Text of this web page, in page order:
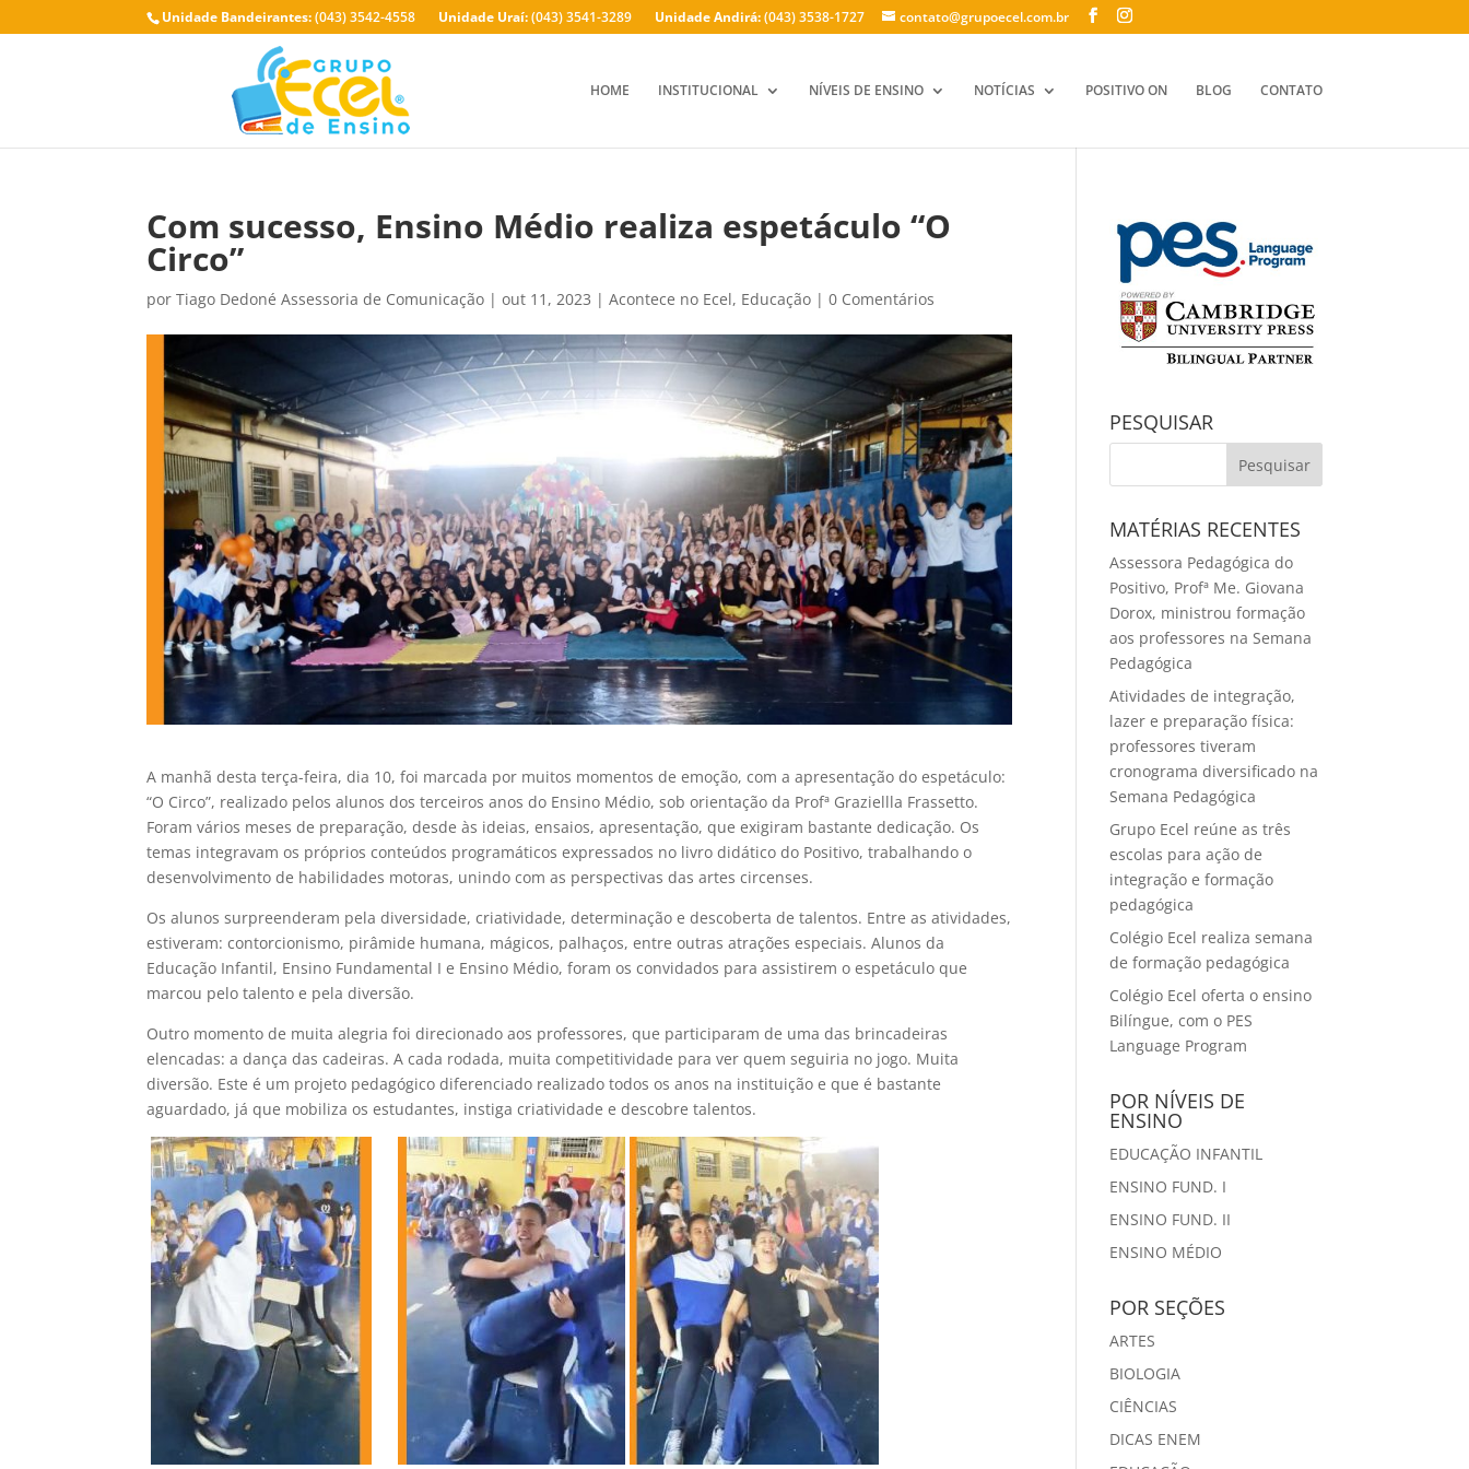
Unidade Bandeirantes:(043) 3542-4558 Unidade Uraí:(043) 3541-3289 Unidade Andirá:(043) 3538-1727 contato@grupoecel.com.br
HOME INSTITUCIONAL NÍVEIS DE ENSINO NOTÍCIAS POSITIVO ON BLOG CONTATO
Com sucesso, Ensino Médio realiza espetáculo “O
Circo”
porTiago Dedoné Assessoria de Comunicação |out 11, 2023 |Acontece no Ecel, Educação |0 Comentários
A manhã desta terça-feira, dia 10, foi marcada por muitos momentos de emoção, com a apresentação do espetáculo:
“O Circo”, realizado pelos alunos dos terceiros anos do Ensino Médio, sob orientação da Profª Graziellla Frassetto.
Foram vários meses de preparação, desde às ideias, ensaios, apresentação, que exigiram bastante dedicação. Os
temas integravam os próprios conteúdos programáticos expressados no livro didático do Positivo, trabalhando o
desenvolvimento de habilidades motoras, unindo com as perspectivas das artes circenses.
Os alunos surpreenderam pela diversidade, criatividade, determinação e descoberta de talentos. Entre as atividades,
estiveram: contorcionismo, pirâmide humana, mágicos, palhaços, entre outras atrações especiais. Alunos da
Educação Infantil, Ensino Fundamental I e Ensino Médio, foram os convidados para assistirem o espetáculo que
marcou pelo talento e pela diversão.
Outro momento de muita alegria foi direcionado aos professores, que participaram de uma das brincadeiras
elencadas: a dança das cadeiras. A cada rodada, muita competitividade para ver quem seguiria no jogo. Muita
diversão. Este é um projeto pedagógico diferenciado realizado todos os anos na instituição e que é bastante
aguardado, já que mobiliza os estudantes, instiga criatividade e descobre talentos.
PESQUISAR
MATÉRIAS RECENTES
Assessora Pedagógica do
Positivo, Profª Me. Giovana
Dorox, ministrou formação
aos professores na Semana
Pedagógica
Atividades de integração,
lazer e preparação física:
professores tiveram
cronograma diversificado na
Semana Pedagógica
Grupo Ecel reúne as três
escolas para ação de
integração e formação
pedagógica
Colégio Ecel realiza semana
de formação pedagógica
Colégio Ecel oferta o ensino
Bilíngue, com o PES
Language Program
POR NÍVEIS DE
ENSINO
EDUCAÇÃO INFANTIL
ENSINO FUND. I
ENSINO FUND. II
ENSINO MÉDIO
POR SEÇÕES
ARTES
BIOLOGIA
CIÊNCIAS
DICAS ENEM